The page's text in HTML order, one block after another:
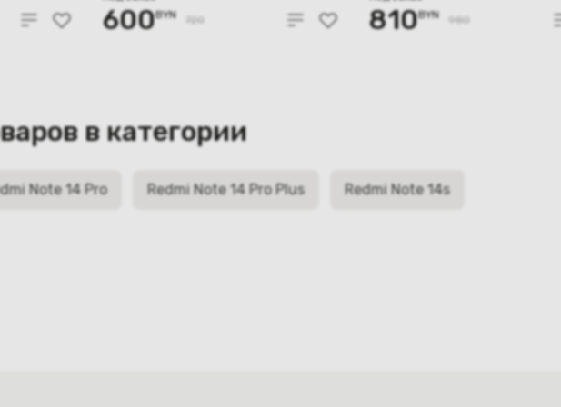
600BYN 720 810BYN 980
в категории
Note 14 Pro Redmi Note 14 Pro Plus Redmi Note 14s